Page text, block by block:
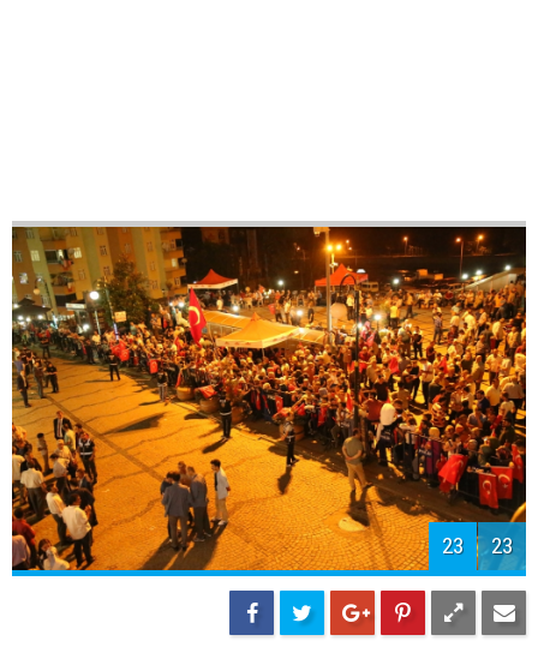
23 23